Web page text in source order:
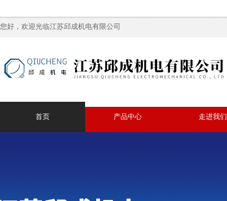
您好，欢迎光临江苏邱成机电有限公司
首页 产品中心 走进我们